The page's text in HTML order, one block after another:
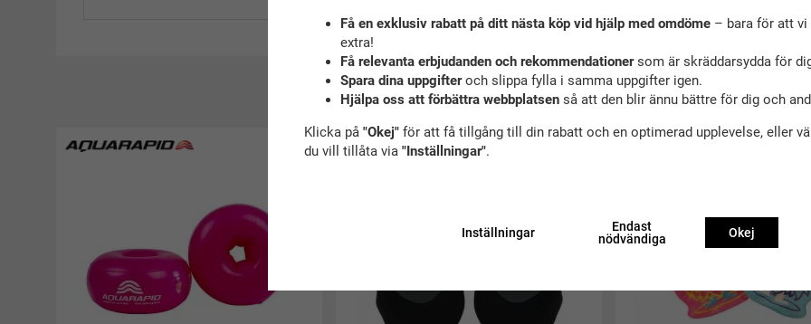
Rekommenderade tillbehör till denna
Få en exklusiv rabatt på ditt nästa köp vid hjälp med omdöme– bara för att vi
extra!
Få relevanta erbjudanden och rekommendationersom är skräddarsydda för
Spara dina uppgifteroch slippa fylla i samma uppgifter igen.
Hjälpa oss att förbättra webbplatsenså att den blir ännu bättre för dig och
Klicka på "Okej"för att få tillgång till din rabatt och en optimerad upplevelse, eller
du vill tillåta via "Inställningar".
Inställningar
Endast
nödvändiga
Okej